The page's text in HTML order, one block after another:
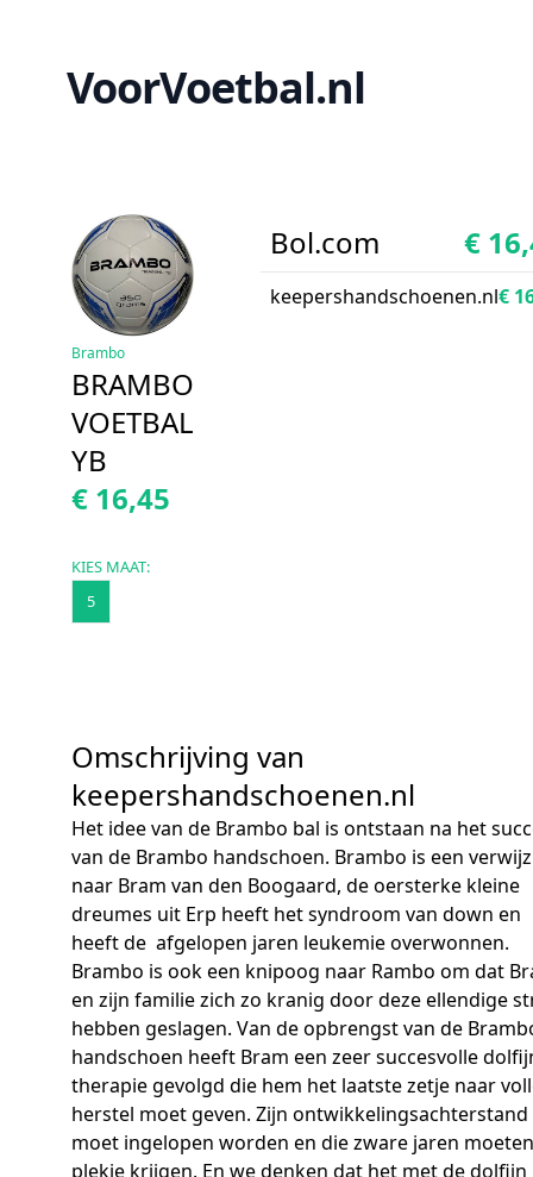
VoorVoetbal.nl
Brambo
BRAMBO
VOETBAL
YB
€ 16,45
KIES MAAT:
5
Bol.com €
keepershandschoenen.nl€
Omschrijving van
keepershandschoenen.nl
Het idee van de Brambo bal is ontstaan na het
van de Brambo handschoen. Brambo is een
naar Bram van den Boogaard, de oersterke kleine
dreumes uit Erp heeft het syndroom van down en
heeft de afgelopen jaren leukemie overwonnen.
Brambo is ook een knipoog naar Rambo om dat
en zijn familie zich zo kranig door deze ellendige
hebben geslagen. Van de opbrengst van de
handschoen heeft Bram een zeer succesvolle
therapie gevolgd die hem het laatste zetje naar
herstel moet geven. Zijn ontwikkelingsachterstand
moet ingelopen worden en die zware jaren
plekje krijgen. En we denken dat het met de dolfijn